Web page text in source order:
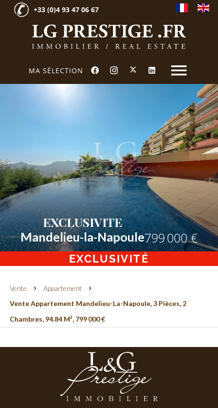
MA SÉLECTION
+33 (0)4 93 47 06 67
EXCLUSIVITE
Mandelieu-la-Napoule799 000 €
EXCLUSIVITÉ
Vente
Appartement
Vente Appartement Mandelieu-La-Napoule, 3 Pièces, 2
Chambres, 94.84 M², 799 000 €